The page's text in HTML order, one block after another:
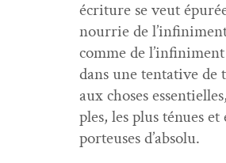
écri­t­ure se veut
nour­rie de
comme de
dans une ten­ta­tive de
aux choses
ples, les plus ténues et
por­teuses d’absolu.